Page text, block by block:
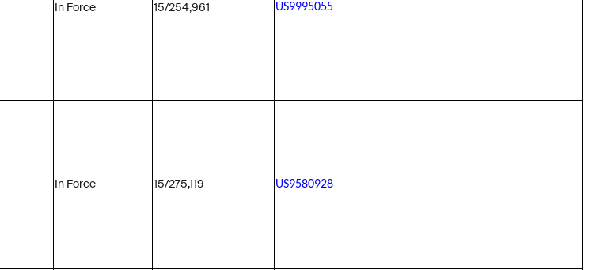
In Force 15/254,961 US9995055
In Force 15/275,119 US9580928